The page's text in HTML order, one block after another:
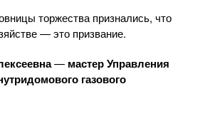
торжества признались, что
— это призвание.
— мастер Управления
газового